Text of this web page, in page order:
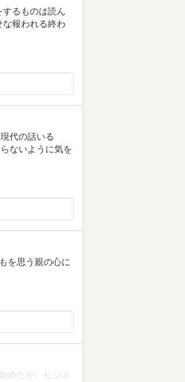
るものは読ん
報われる終わ
代の話いる
ないように気を
を思う親の心に
めたが、ビジネ